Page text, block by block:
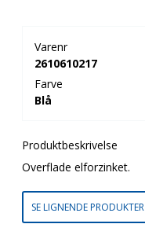
Varenr
2610610217
Farve
Blå
Produktbeskrivelse
Overflade elforzinket.
SE LIGNENDE PRODUKTER